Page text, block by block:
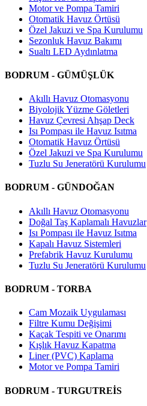
Motor ve Pompa Tamiri
Otomatik Havuz Örtüsü
Özel Jakuzi ve Spa Kurulumu
Sezonluk Havuz Bakımı
Sualtı LED Aydınlatma
BODRUM - GÜMÜŞLÜK
Akıllı Havuz Otomasyonu
Biyolojik Yüzme Göletleri
Havuz Çevresi Ahşap Deck
Isı Pompası ile Havuz Isıtma
Otomatik Havuz Örtüsü
Özel Jakuzi ve Spa Kurulumu
Tuzlu Su Jeneratörü Kurulumu
BODRUM - GÜNDOĞAN
Akıllı Havuz Otomasyonu
Doğal Taş Kaplamalı Havuzlar
Isı Pompası ile Havuz Isıtma
Kapalı Havuz Sistemleri
Prefabrik Havuz Kurulumu
Tuzlu Su Jeneratörü Kurulumu
BODRUM - TORBA
Cam Mozaik Uygulaması
Filtre Kumu Değişimi
Kaçak Tespiti ve Onarımı
Kışlık Havuz Kapatma
Liner (PVC) Kaplama
Motor ve Pompa Tamiri
BODRUM - TURGUTREİS